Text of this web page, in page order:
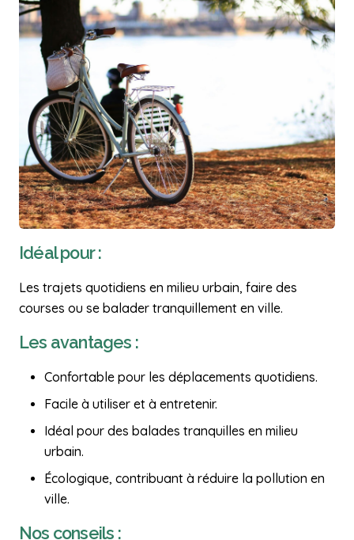
Idéal pour :
Les trajets quotidiens en milieu urbain, faire des
courses ou se balader tranquillement en ville.
Les avantages :
Confortable pour les déplacements quotidiens.
Facile à utiliser et à entretenir.
Idéal pour des balades tranquilles en milieu
urbain.
Écologique, contribuant à réduire la pollution en
ville.
Nos conseils :